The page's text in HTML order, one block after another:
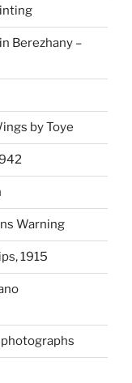
Berezhany –
by Toye
Warning
1915